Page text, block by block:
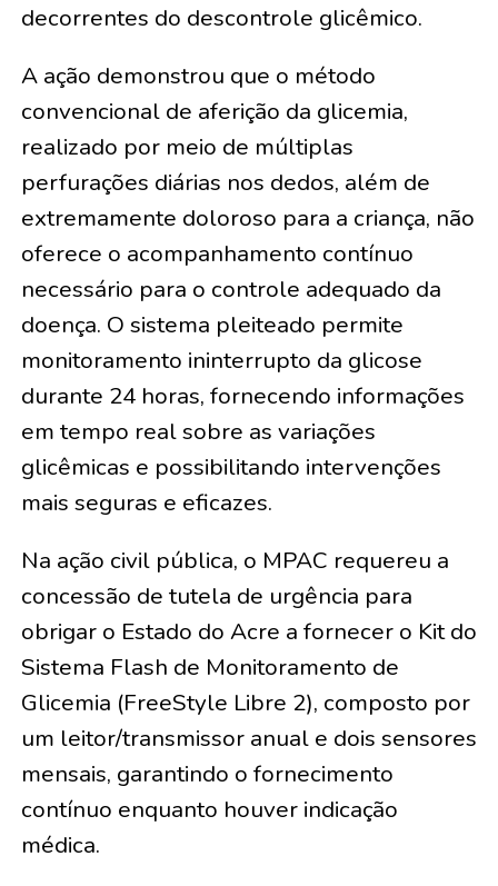
decorrentes do descontrole glicêmico.
A ação demonstrou que o método
convencional de aferição da glicemia,
realizado por meio de múltiplas
perfurações diárias nos dedos, além de
extremamente doloroso para a criança, não
oferece o acompanhamento contínuo
necessário para o controle adequado da
doença. O sistema pleiteado permite
monitoramento ininterrupto da glicose
durante 24 horas, fornecendo informações
em tempo real sobre as variações
glicêmicas e possibilitando intervenções
mais seguras e eficazes.
Na ação civil pública, o MPAC requereu a
concessão de tutela de urgência para
obrigar o Estado do Acre a fornecer o Kit do
Sistema Flash de Monitoramento de
Glicemia (FreeStyle Libre 2), composto por
um leitor/transmissor anual e dois sensores
mensais, garantindo o fornecimento
contínuo enquanto houver indicação
médica.